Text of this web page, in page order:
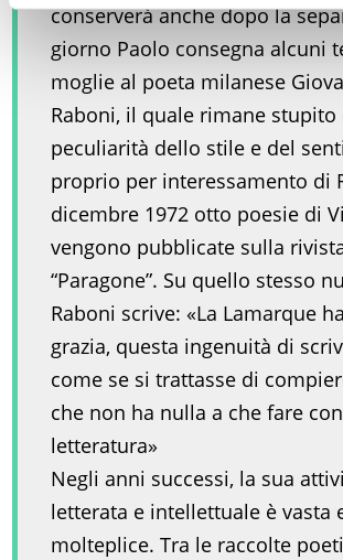
conserverà anche dopo la
giorno Paolo consegna alcuni
moglie al poeta milanese
Raboni, il quale rimane stupito
peculiarità dello stile e del
proprio per interessamento di
dicembre 1972 otto poesie di
vengono pubblicate sulla
“Paragone”. Su quello stesso
Raboni scrive: «La Lamarque
grazia, questa ingenuità di
come se si trattasse di
che non ha nulla a che fare
letteratura»
Negli anni successi, la sua
letterata e intellettuale è vasta
molteplice. Tra le raccolte